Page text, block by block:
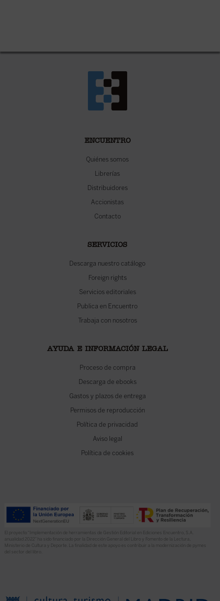
ENCUENTRO
Quiénes somos
Librerías
Distribuidores
Accionistas
Contacto
SERVICIOS
Descarga nuestro catálogo
Foreign rights
Servicios editoriales
Publica en Encuentro
Trabaja con nosotros
AYUDA E INFORMACIÓN LEGAL
Proceso de compra
Descarga de ebooks
Gastos y plazos de entrega
Permisos de reproducción
Política de privacidad
Aviso legal
Política de cookies
El proyecto “Implementación de herramientas de Gestión Editorial en Ediciones Encuentro, S.A.
anualidad 2022” ha sido financiado por la Dirección General del Libro y Fomento de la Lectura,
Ministerio de Cultura y Deporte. La finalidad de este apoyo es contribuir a la modernización de pymes
del sector del libro.